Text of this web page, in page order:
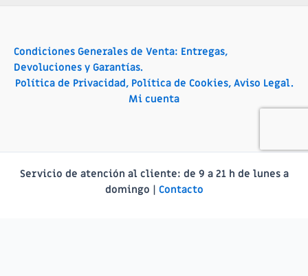
Condiciones Generales de Venta: Entregas,
Devoluciones y Garantías.
Política de Privacidad, Política de Cookies, Aviso Legal.
Mi cuenta
Servicio de atención al cliente: de 9 a 21 h de lunes a
domingo | Contacto